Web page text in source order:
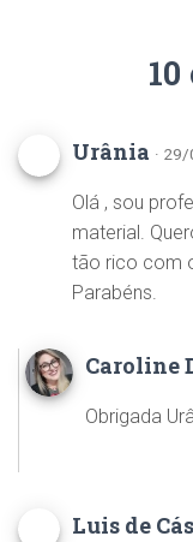
Urânia ·
Olá , sou
material.
tão rico com
Parabéns.
Caroline
Obrigada
Luis de